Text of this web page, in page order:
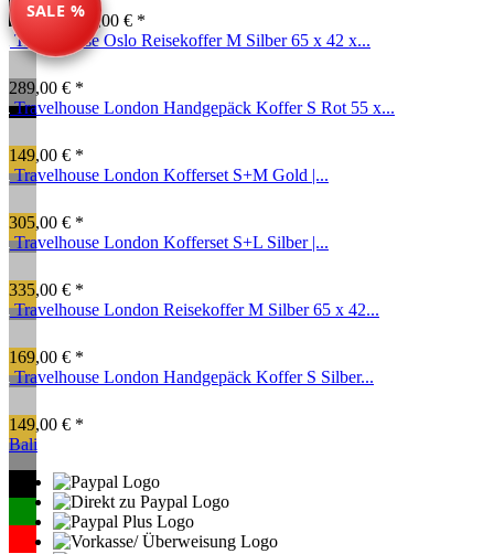
SALE %
79,99 € *89,00 € *
Travelhouse Oslo Reisekoffer M Silber 65 x 42 x...
289,00 € *
Travelhouse London Handgepäck Koffer S Rot 55 x...
149,00 € *
Travelhouse London Kofferset S+M Gold |...
305,00 € *
Travelhouse London Kofferset S+L Silber |...
335,00 € *
Travelhouse London Reisekoffer M Silber 65 x 42...
169,00 € *
Travelhouse London Handgepäck Koffer S Silber...
149,00 € *
Bali